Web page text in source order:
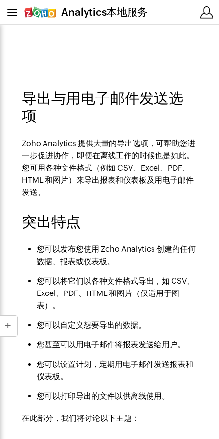
Analytics本地服务
导出与用电子邮件发送选
项
Zoho Analytics 提供大量的导出选项，可帮助您进
一步促进协作，即便在离线工作的时候也是如此。
您可用各种文件格式（例如 CSV、Excel、PDF、
HTML 和图片）来导出报表和仪表板及用电子邮件
发送。
突出特点
您可以发布您使用 Zoho Analytics 创建的任何
数据、报表或仪表板。
您可以将它们以各种文件格式导出，如 CSV、
Excel、PDF、HTML 和图片（仅适用于图
表）。
您可以自定义想要导出的数据。
您甚至可以用电子邮件将报表发送给用户。
您可以设置计划，定期用电子邮件发送报表和
仪表板。
您可以打印导出的文件以供离线使用。
在此部分，我们将讨论以下主题：